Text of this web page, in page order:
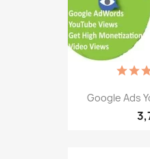
Google Ads